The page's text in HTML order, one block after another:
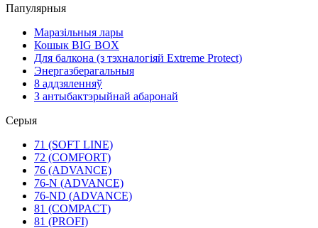
Папулярныя
Маразільныя лары
Кошык BIG BOX
Для балкона (з тэхналогіяй Extreme Protect)
Энергазберагальныя
8 аддзяленняў
З антыбактэрыйнай абаронай
Серыя
71 (SOFT LINE)
72 (COMFORT)
76 (ADVANCE)
76-N (ADVANCE)
76-ND (ADVANCE)
81 (COMPACT)
81 (PROFI)